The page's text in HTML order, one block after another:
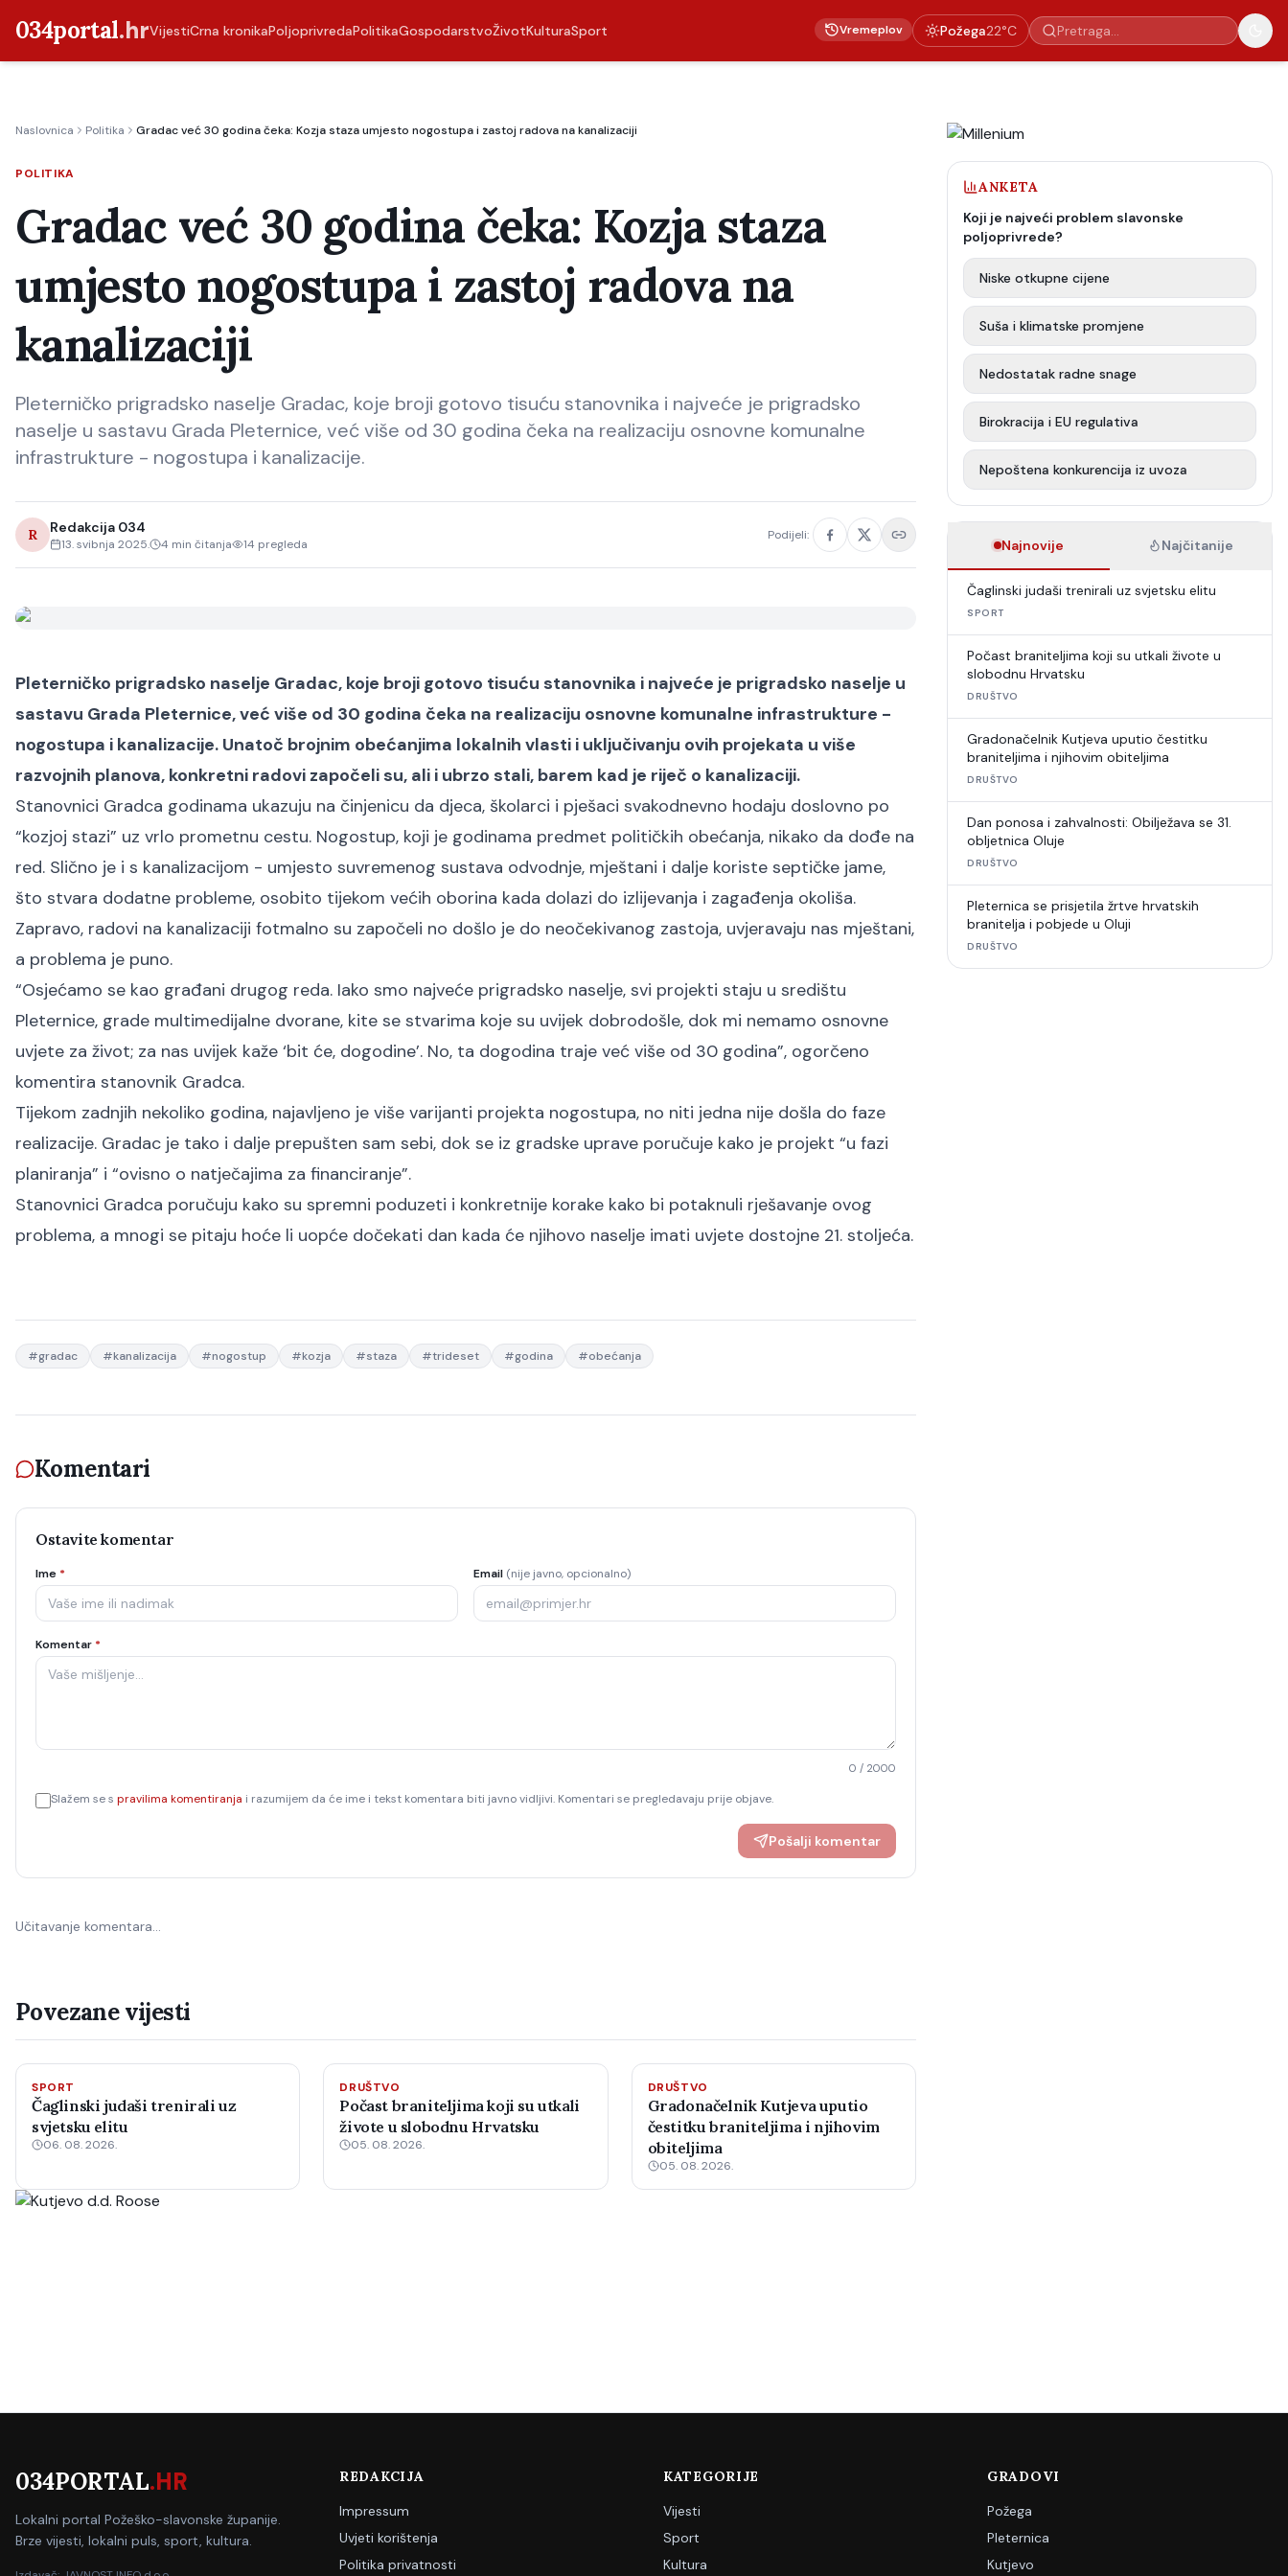
034portal.hrVijestiCrna kronikaPoljoprivredaPolitikaGospodarstvoŽivotKulturaSport Vremeplov Požega22°C
Naslovnica Politika Gradac već 30 godina čeka: Kozja staza umjesto nogostupa i zastoj radova na kanalizaciji
POLITIKA
Gradac već 30 godina čeka: Kozja staza
umjesto nogostupa i zastoj radova na
kanalizaciji
Pleterničko prigradsko naselje Gradac, koje broji gotovo tisuću stanovnika i najveće je prigradsko
naselje u sastavu Grada Pleternice, već više od 30 godina čeka na realizaciju osnovne komunalne
infrastrukture - nogostupa i kanalizacije.
R Redakcija 034
13. svibnja 2025. 4 min čitanja 14 pregleda
Podijeli:
Pleterničko prigradsko naselje Gradac, koje broji gotovo tisuću stanovnika i najveće je prigradsko naselje u
sastavu Grada Pleternice, već više od 30 godina čeka na realizaciju osnovne komunalne infrastrukture -
nogostupa i kanalizacije. Unatoč brojnim obećanjima lokalnih vlasti i uključivanju ovih projekata u više
razvojnih planova, konkretni radovi započeli su, ali i ubrzo stali, barem kad je riječ o kanalizaciji.
Stanovnici Gradca godinama ukazuju na činjenicu da djeca, školarci i pješaci svakodnevno hodaju doslovno po
“kozjoj stazi” uz vrlo prometnu cestu. Nogostup, koji je godinama predmet političkih obećanja, nikako da dođe na
red. Slično je i s kanalizacijom - umjesto suvremenog sustava odvodnje, mještani i dalje koriste septičke jame,
što stvara dodatne probleme, osobito tijekom većih oborina kada dolazi do izlijevanja i zagađenja okoliša.
Zapravo, radovi na kanalizaciji fotmalno su započeli no došlo je do neočekivanog zastoja, uvjeravaju nas mještani,
a problema je puno.
“Osjećamo se kao građani drugog reda. Iako smo najveće prigradsko naselje, svi projekti staju u središtu
Pleternice, grade multimedijalne dvorane, kite se stvarima koje su uvijek dobrodošle, dok mi nemamo osnovne
uvjete za život; za nas uvijek kaže ‘bit će, dogodine’. No, ta dogodina traje već više od 30 godina”, ogorčeno
komentira stanovnik Gradca.
Tijekom zadnjih nekoliko godina, najavljeno je više varijanti projekta nogostupa, no niti jedna nije došla do faze
realizacije. Gradac je tako i dalje prepušten sam sebi, dok se iz gradske uprave poručuje kako je projekt “u fazi
planiranja” i “ovisno o natječajima za financiranje”.
Stanovnici Gradca poručuju kako su spremni poduzeti i konkretnije korake kako bi potaknuli rješavanje ovog
problema, a mnogi se pitaju hoće li uopće dočekati dan kada će njihovo naselje imati uvjete dostojne 21. stoljeća.
#gradac #kanalizacija #nogostup #kozja #staza #trideset #godina #obećanja
Komentari
Ostavite komentar
Ime * Email (nije javno, opcionalno)
Komentar *
0 / 2000
Slažem se s pravilima komentiranja i razumijem da će ime i tekst komentara biti javno vidljivi. Komentari se pregledavaju prije objave.
Pošalji komentar
Učitavanje komentara…
Povezane vijesti
SPORT
Čaglinski judaši trenirali uz
svjetsku elitu
06. 08. 2026.
DRUŠTVO
Počast braniteljima koji su utkali
živote u slobodnu Hrvatsku
05. 08. 2026.
DRUŠTVO
Gradonačelnik Kutjeva uputio
čestitku braniteljima i njihovim
obiteljima
05. 08. 2026.
ANKETA
Koji je najveći problem slavonske
poljoprivrede?
Niske otkupne cijene
Suša i klimatske promjene
Nedostatak radne snage
Birokracija i EU regulativa
Nepoštena konkurencija iz uvoza
Najnovije Najčitanije
Čaglinski judaši trenirali uz svjetsku elitu
SPORT
Počast braniteljima koji su utkali živote u
slobodnu Hrvatsku
DRUŠTVO
Gradonačelnik Kutjeva uputio čestitku
braniteljima i njihovim obiteljima
DRUŠTVO
Dan ponosa i zahvalnosti: Obilježava se 31.
obljetnica Oluje
DRUŠTVO
Pleternica se prisjetila žrtve hrvatskih
branitelja i pobjede u Oluji
DRUŠTVO
034PORTAL.HR
Lokalni portal Požeško-slavonske županije.
Brze vijesti, lokalni puls, sport, kultura.
REDAKCIJA
Impressum
Uvjeti korištenja
Politika privatnosti
KATEGORIJE
Vijesti
Sport
Kultura
GRADOVI
Požega
Pleternica
Kutjevo